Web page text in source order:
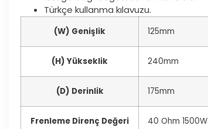
Türkçe kullanma kılavuzu.
(W) Genişlik 125mm
(H) Yükseklik 240mm
(D) Derinlik 175mm
Frenleme Direnç Değeri 40 Ohm 1500W